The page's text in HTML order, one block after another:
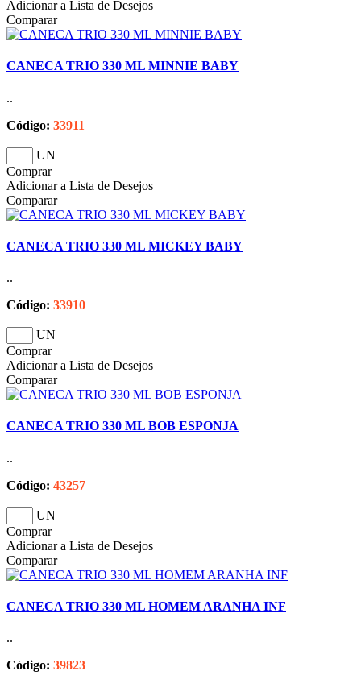
Adicionar a Lista de Desejos
Comparar
CANECA TRIO 330 ML MINNIE BABY
..
Código: 33911
UN
Comprar
Adicionar a Lista de Desejos
Comparar
CANECA TRIO 330 ML MICKEY BABY
..
Código: 33910
UN
Comprar
Adicionar a Lista de Desejos
Comparar
CANECA TRIO 330 ML BOB ESPONJA
..
Código: 43257
UN
Comprar
Adicionar a Lista de Desejos
Comparar
CANECA TRIO 330 ML HOMEM ARANHA INF
..
Código: 39823